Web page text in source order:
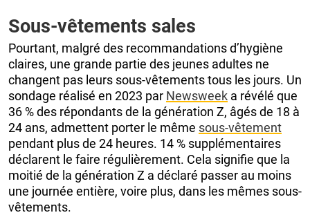
Sous-vêtements sales
Pourtant, malgré des recommandations d’hygiène
claires, une grande partie des jeunes adultes ne
changent pas leurs sous-vêtements tous les jours. Un
sondage réalisé en 2023 par Newsweek a révélé que
36 % des répondants de la génération Z, âgés de 18 à
24 ans, admettent porter le même sous-vêtement
pendant plus de 24 heures. 14 % supplémentaires
déclarent le faire régulièrement. Cela signifie que la
moitié de la génération Z a déclaré passer au moins
une journée entière, voire plus, dans les mêmes sous-
vêtements.